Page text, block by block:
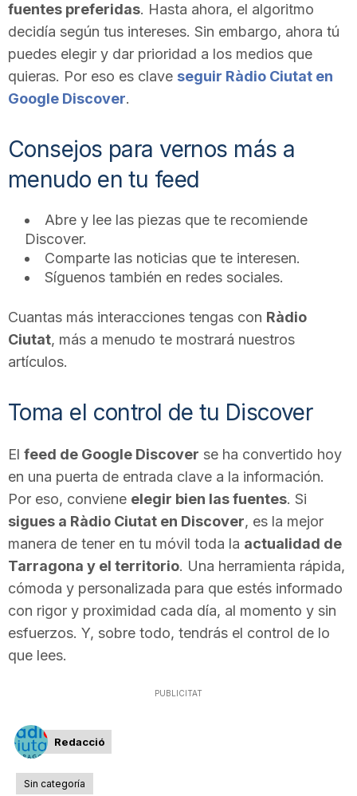
fuentes preferidas. Hasta ahora, el algoritmo
decidía según tus intereses. Sin embargo, ahora tú
puedes elegir y dar prioridad a los medios que
quieras. Por eso es clave seguir Ràdio Ciutat en
Google Discover.
Consejos para vernos más a
menudo en tu feed
Abre y lee las piezas que te recomiende
Discover.
Comparte las noticias que te interesen.
Síguenos también en redes sociales.
Cuantas más interacciones tengas con Ràdio
Ciutat, más a menudo te mostrará nuestros
artículos.
Toma el control de tu Discover
El feed de Google Discover se ha convertido hoy
en una puerta de entrada clave a la información.
Por eso, conviene elegir bien las fuentes. Si
sigues a Ràdio Ciutat en Discover, es la mejor
manera de tener en tu móvil toda la actualidad de
Tarragona y el territorio. Una herramienta rápida,
cómoda y personalizada para que estés informado
con rigor y proximidad cada día, al momento y sin
esfuerzos. Y, sobre todo, tendrás el control de lo
que lees.
PUBLICITAT
Redacció
Sin categoría